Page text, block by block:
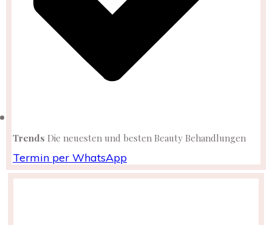
Trends Die neuesten und besten Beauty Behandlungen
Termin per WhatsApp